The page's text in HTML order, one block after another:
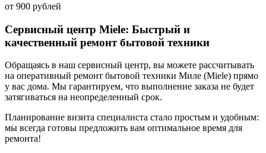
от 900 рублей
Сервисный центр Miele: Быстрый и
качественный ремонт бытовой техники
Обращаясь в наш сервисный центр, вы можете рассчитывать
на оперативный ремонт бытовой техники Миле (Miele) прямо
у вас дома. Мы гарантируем, что выполнение заказа не будет
затягиваться на неопределенный срок.
Планирование визита специалиста стало простым и удобным:
мы всегда готовы предложить вам оптимальное время для
ремонта!